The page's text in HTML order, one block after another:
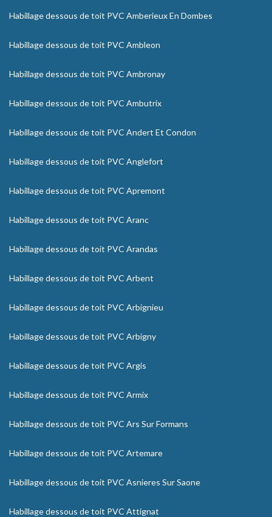
Habillage dessous de toit PVC Amberieux En Dombes
Habillage dessous de toit PVC Ambleon
Habillage dessous de toit PVC Ambronay
Habillage dessous de toit PVC Ambutrix
Habillage dessous de toit PVC Andert Et Condon
Habillage dessous de toit PVC Anglefort
Habillage dessous de toit PVC Apremont
Habillage dessous de toit PVC Aranc
Habillage dessous de toit PVC Arandas
Habillage dessous de toit PVC Arbent
Habillage dessous de toit PVC Arbignieu
Habillage dessous de toit PVC Arbigny
Habillage dessous de toit PVC Argis
Habillage dessous de toit PVC Armix
Habillage dessous de toit PVC Ars Sur Formans
Habillage dessous de toit PVC Artemare
Habillage dessous de toit PVC Asnieres Sur Saone
Habillage dessous de toit PVC Attignat